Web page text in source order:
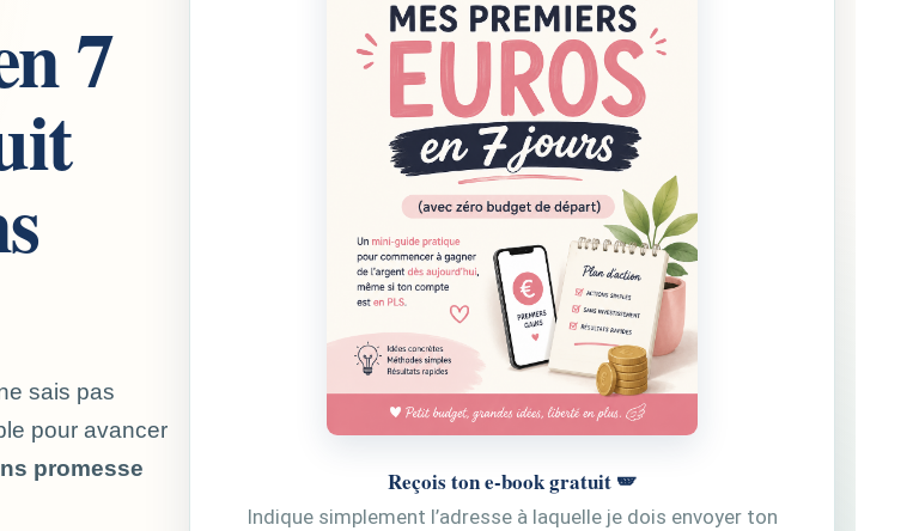
7
sais pas
pour avancer
promesse
Reçois ton e-book gratuit 🪽
Indique simplement l’adresse à laquelle je dois envoyer ton